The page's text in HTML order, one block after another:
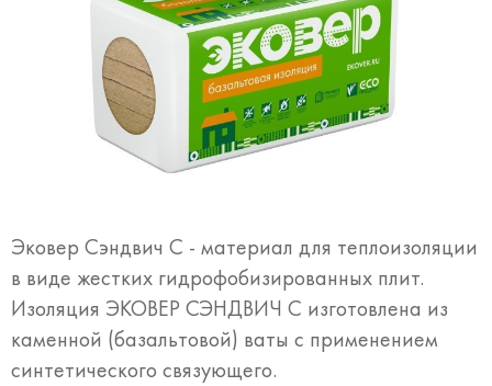
Эковер Сэндвич С - материал для теплоизоляции
в виде жестких гидрофобизированных плит.
Изоляция ЭКОВЕР СЭНДВИЧ С изготовлена из
каменной (базальтовой) ваты с применением
синтетического связующего.